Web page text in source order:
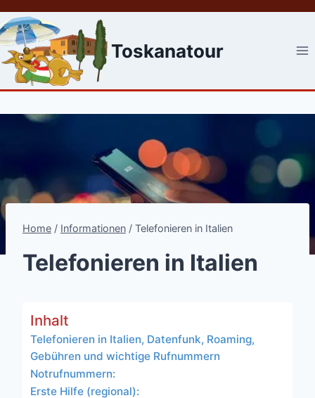
Skip
to
content
Toskanatour
Home / Informationen / Telefonieren in Italien
Telefonieren in Italien
Inhalt
Telefonieren in Italien, Datenfunk, Roaming,
Gebühren und wichtige Rufnummern
Notrufnummern:
Erste Hilfe (regional):